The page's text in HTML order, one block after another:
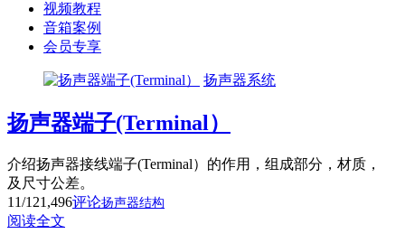
视频教程
音箱案例
会员专享
扬声器系统
扬声器端子(Terminal）
介绍扬声器接线端子(Terminal）的作用，组成部分，材质，
及尺寸公差。
11/121,496评论扬声器结构
阅读全文